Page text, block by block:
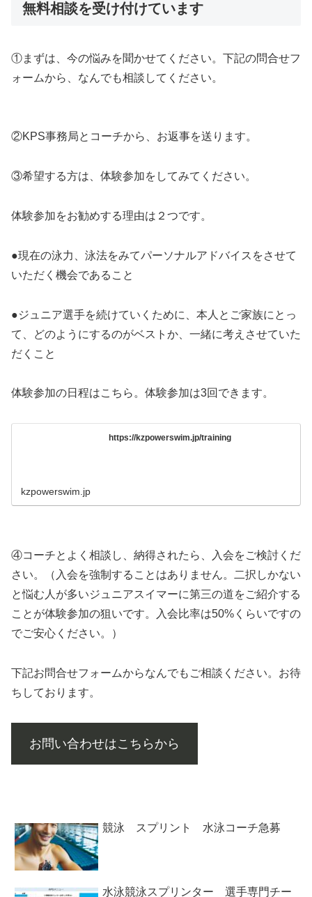
無料相談を受け付けています
①まずは、今の悩みを聞かせてください。下記の問合せフ
ォームから、なんでも相談してください。
②KPS事務局とコーチから、お返事を送ります。
③希望する方は、体験参加をしてみてください。
体験参加をお勧めする理由は２つです。
●現在の泳力、泳法をみてパーソナルアドバイスをさせて
いただく機会であること
●ジュニア選手を続けていくために、本人とご家族にとっ
て、どのようにするのがベストか、一緒に考えさせていた
だくこと
体験参加の日程はこちら。体験参加は3回できます。
https://kzpowerswim.jp/training
kzpowerswim.jp
④コーチとよく相談し、納得されたら、入会をご検討くだ
さい。（入会を強制することはありません。二択しかない
と悩む人が多いジュニアスイマーに第三の道をご紹介する
ことが体験参加の狙いです。入会比率は50%くらいですの
でご安心ください。）
下記お問合せフォームからなんでもご相談ください。お待
ちしております。
お問い合わせはこちらから
競泳 スプリント 水泳コーチ急募
水泳競泳スプリンター 選手専門チー